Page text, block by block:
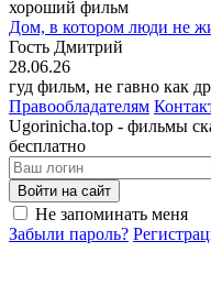
хороший фильм
Дом, в котором люди не
Гость Дмитрий
28.06.26
гуд фильм, не гавно как
Правообладателям
Ugorinicha.top - фильмы
бесплатно
Войти на сайт
Не запоминать меня
Забыли пароль?